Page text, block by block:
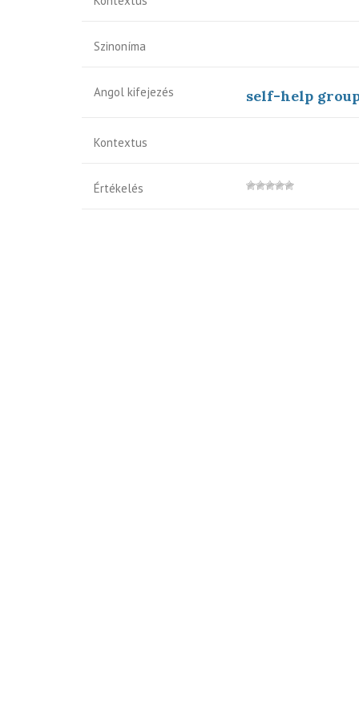
Szinoníma
Angol kifejezés self-help
Kontextus
Értékelés